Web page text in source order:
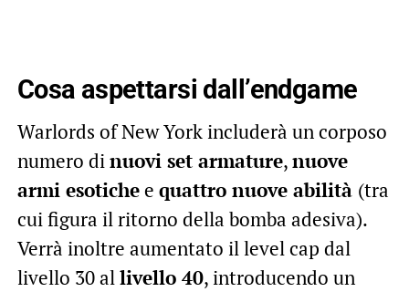
Cosa aspettarsi dall’endgame
Warlords of New York includerà un corposo
numero dinuovi set armature,nuove
armi esotichee quattro nuove abilità (tra
cui figura il ritorno della bomba adesiva).
Verrà inoltre aumentato il level cap dal
livello 30 allivello 40, introducendo un